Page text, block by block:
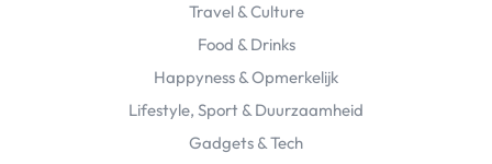
Travel & Culture
Food & Drinks
Happyness & Opmerkelijk
Lifestyle, Sport & Duurzaamheid
Gadgets & Tech